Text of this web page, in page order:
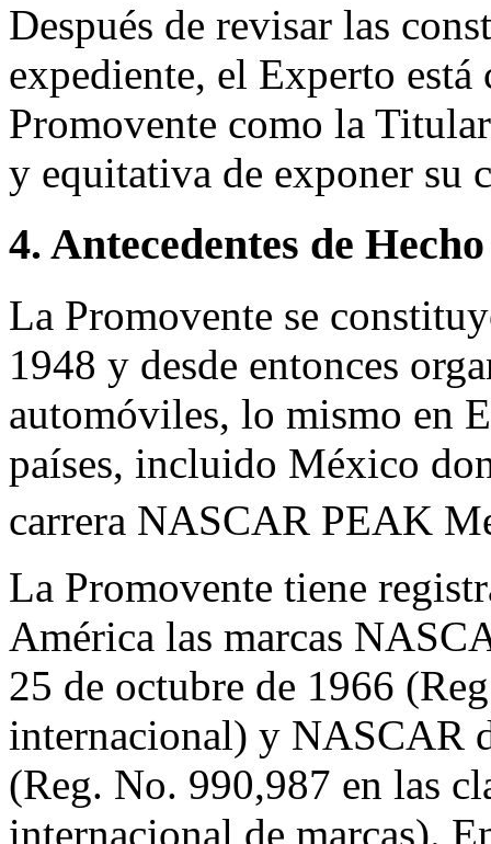
Después de revisar las
expediente, el Experto
Promovente como la
y equitativa de exponer su
4. Antecedentes de Hecho
La Promovente se
1948 y desde entonces
automóviles, lo mismo en
países, incluido México
carrera NASCAR PEAK
La Promovente tiene
América las marcas
25 de octubre de 1966
internacional) y NASCAR
(Reg. No. 990,987 en las
internacional de marcas).